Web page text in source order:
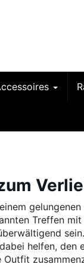
Treffen
helfen, den